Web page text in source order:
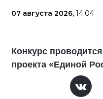
07 августа 2026, 14:04
Конкурс
проекта «Единой